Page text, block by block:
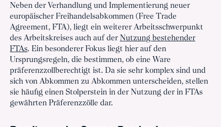
Neben der Verhandlung und Implementierung neuer
europäischer Freihandelsabkommen (Free Trade
Agreement, FTA), liegt ein weiterer Arbeitsschwerpunkt
des Arbeitskreises auch auf der Nutzung bestehender
FTAs. Ein besonderer Fokus liegt hier auf den
Ursprungsregeln, die bestimmen, ob eine Ware
präferenzzollberechtigt ist. Da sie sehr komplex sind und
sich von Abkommen zu Abkommen unterscheiden, stellen
sie häufig einen Stolperstein in der Nutzung der in FTAs
gewährten Präferenzzölle dar.